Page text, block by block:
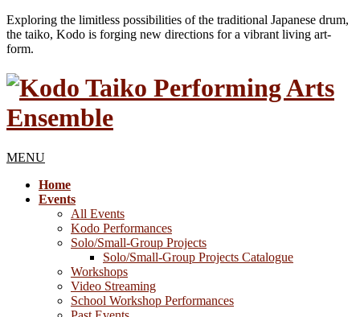
Exploring the limitless possibilities of the traditional Japanese drum,
the taiko, Kodo is forging new directions for a vibrant living art-
form.
MENU
Home
Events
All Events
Kodo Performances
Solo/Small-Group Projects
Solo/Small-Group Projects Catalogue
Workshops
Video Streaming
School Workshop Performances